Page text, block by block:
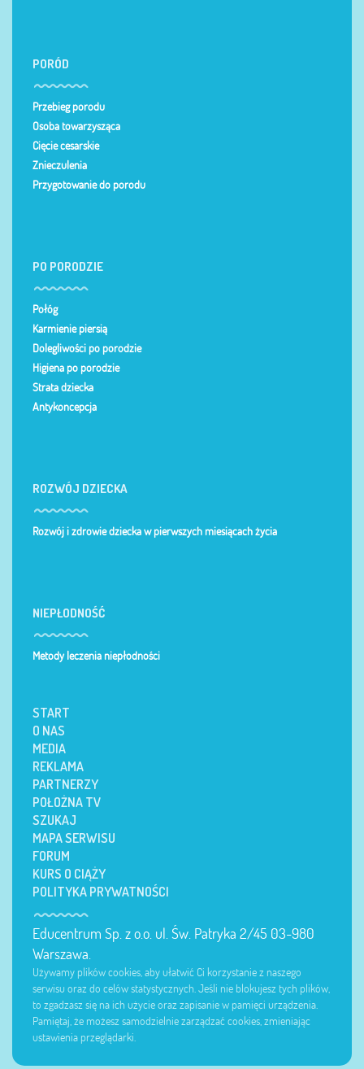
PORÓD
Przebieg porodu
Osoba towarzysząca
Cięcie cesarskie
Znieczulenia
Przygotowanie do porodu
PO PORODZIE
Połóg
Karmienie piersią
Dolegliwości po porodzie
Higiena po porodzie
Strata dziecka
Antykoncepcja
ROZWÓJ DZIECKA
Rozwój i zdrowie dziecka w pierwszych miesiącach życia
NIEPŁODNOŚĆ
Metody leczenia niepłodności
START
O NAS
MEDIA
REKLAMA
PARTNERZY
POŁOŻNA TV
SZUKAJ
MAPA SERWISU
FORUM
KURS O CIĄŻY
POLITYKA PRYWATNOŚCI
Educentrum Sp. z o.o. ul. Św. Patryka 2/45 03-980
Warszawa.
Używamy plików cookies, aby ułatwić Ci korzystanie z naszego
serwisu oraz do celów statystycznych. Jeśli nie blokujesz tych plików,
to zgadzasz się na ich użycie oraz zapisanie w pamięci urządzenia.
Pamiętaj, że możesz samodzielnie zarządzać cookies, zmieniając
ustawienia przeglądarki.